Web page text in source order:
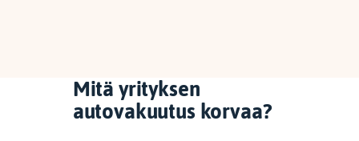
Mitä yrityksen
autovakuutus korvaa?